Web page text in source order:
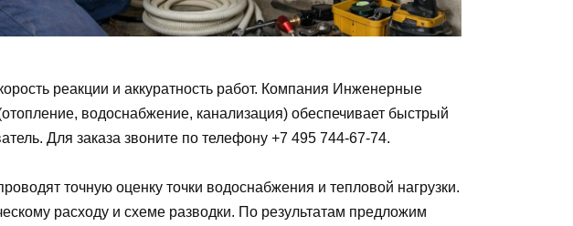
реакции и аккуратность работ. Компания Инженерные
водоснабжение, канализация) обеспечивает быстрый
Для заказа звоните по телефону +7 495 744-67-74.
точную оценку точки водоснабжения и тепловой нагрузки.
расходу и схеме разводки. По результатам предложим